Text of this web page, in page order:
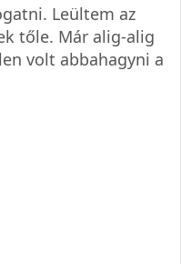
Leültem az
tőle. Már alig-alig
volt abbahagyni a